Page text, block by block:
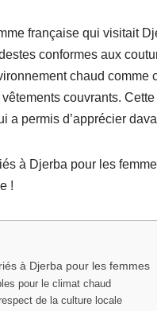
française qui visitait
conformes aux
chaud
vêtements couvrants.
a permis d’apprécier
à Djerba pour les
!
à Djerba pour les femmes
pour le climat chaud
de la culture locale